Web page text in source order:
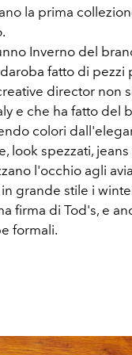
la prima
Inverno del
fatto di pezzi
director non
e che ha fatto del
colori
look spezzati,
l'occhio agli
grande stile i
firma di Tod's, e
formali.